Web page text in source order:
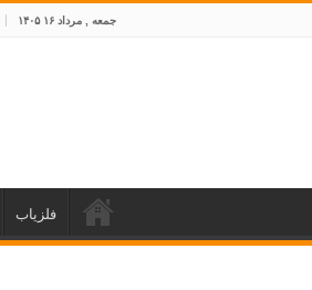
جمعه , مرداد ۱۶ ۱۴۰۵
فلزیاب